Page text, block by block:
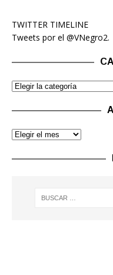
TWITTER TIMELINE
Tweets por el @VNegro2.